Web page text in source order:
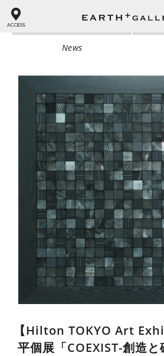
News
【Hilton TOKYO Art
平個展「COEXIST-創造